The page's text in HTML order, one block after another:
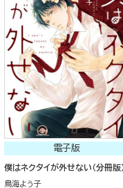
電子版
僕はネクタイが外せない（分冊版
鳥海よう子